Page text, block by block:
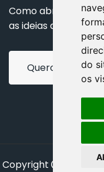
do
os
Como abrir uma
as ideias do papel.
Quero abrir
Copyright 2024 -